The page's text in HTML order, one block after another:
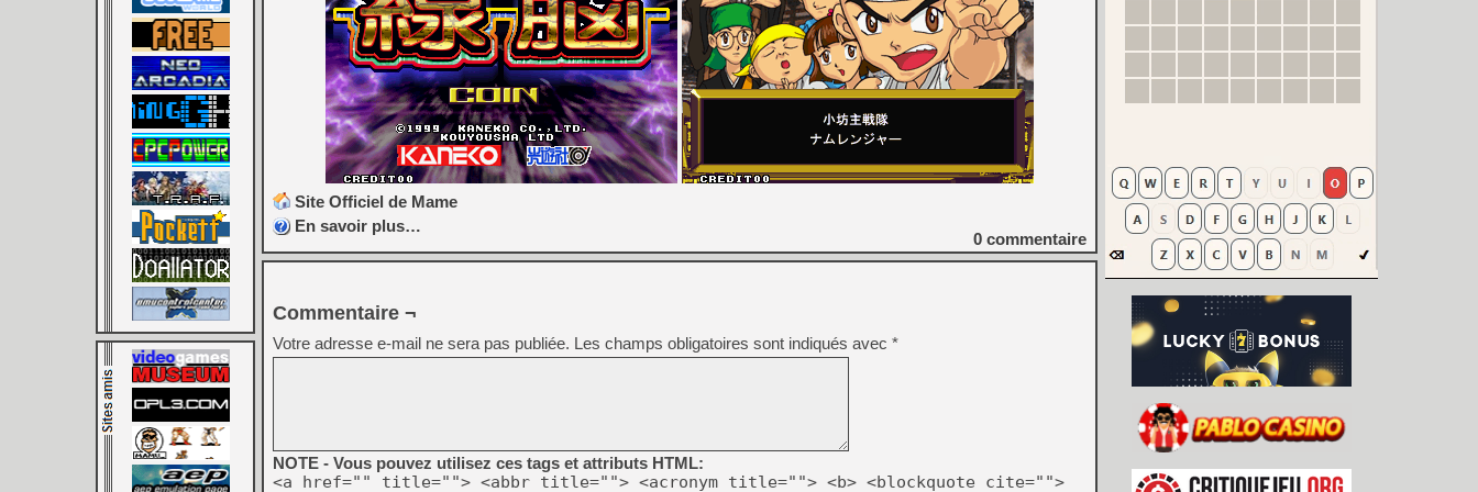
Site Officiel de Mame
En savoir plus…
0 commentaire
Commentaire ¬
Votre adresse e-mail ne sera pas publiée. Les champs obligatoires sont indiqués avec *
NOTE - Vous pouvez utilisez ces tags et attributs HTML:
<a href="" title=""> <abbr title=""> <acronym title=""> <b> <blockquote cite="">